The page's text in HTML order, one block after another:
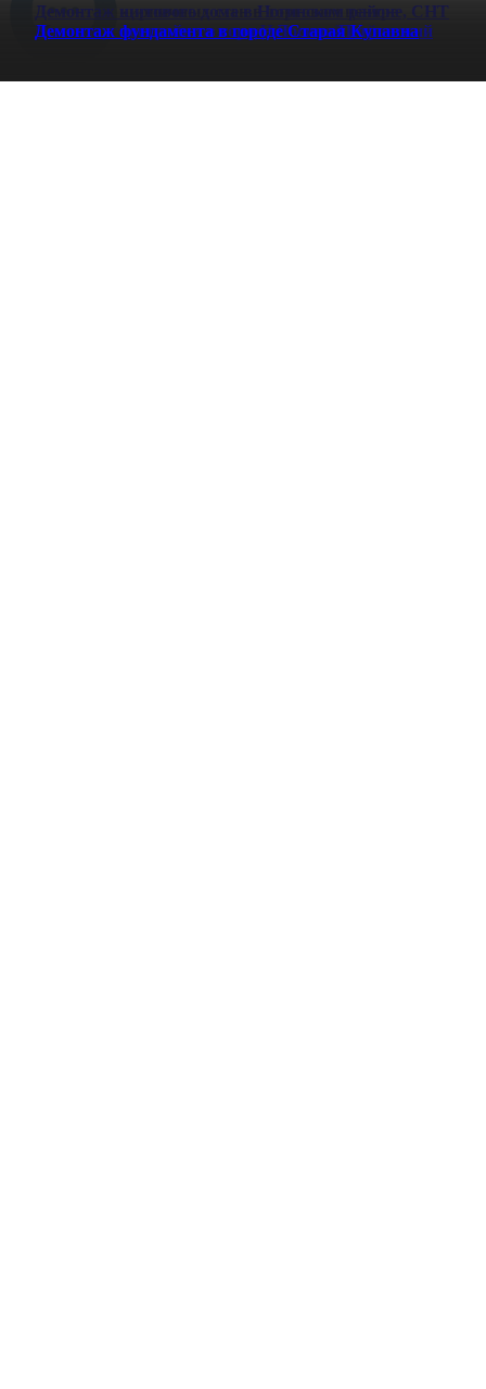
Демонтаж кирпичных стен в торговом центре
Мытищ
Демонтаж щитового дома в Ногинском районе, СНТ
Кристалл
Вывоз мусора после пожара Чеховский район.
Демонтаж постройки в городе Лосино-Петровский
Демонтаж фундамента в городе Старая Купавна